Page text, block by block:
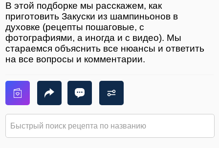
В этой подборке мы расскажем, как
приготовить Закуски из шампиньонов в
духовке (рецепты пошаговые, с
фотографиями, а иногда и с видео). Мы
стараемся объяснить все нюансы и ответить
на все вопросы и комментарии.